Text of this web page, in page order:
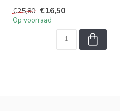
haartonic ...
€25,80 €16,50
Op voorraad